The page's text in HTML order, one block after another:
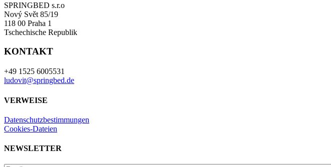
SPRINGBED s.r.o
Nový Svět 85/19
118 00 Praha 1
Tschechische Republik
KONTAKT
+49 1525 6005531
ludovit@springbed.de
VERWEISE
Datenschutzbestimmungen
Cookies-Dateien
NEWSLETTER